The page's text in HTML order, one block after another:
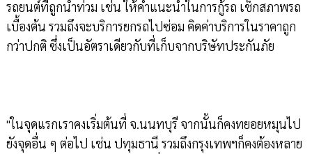
รถยนต์ที่ถูกน้ำท่วม เช่น ให้คำแนะนำในการกู้รถ เช็กสภาพรถ
เบื้องต้น รวมถึงจะบริการยกรถไปซ่อม คิดค่าบริการในราคาถูก
กว่าปกติ ซึ่งเป็นอัตราเดียวกับที่เก็บจากบริษัทประกันภัย
"ในจุดแรกเราคงเริ่มต้นที่ จ.นนทบุรี จากนั้นก็คงทยอยหมุนไป
ยังจุดอื่น ๆ ต่อไป เช่น ปทุมธานี รวมถึงกรุงเทพฯก็คงต้องหลาย